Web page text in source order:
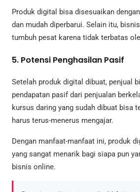
Produk digital bisa disesuaikan
dan mudah diperbarui. Selain itu,
tumbuh pesat karena tidak terbatas
5. Potensi Penghasilan Pasif
Setelah produk digital dibuat, penjual
pendapatan pasif dari penjualan
kursus daring yang sudah dibuat bisa
harus terus-menerus mengajar.
Dengan manfaat-manfaat ini, produk
yang sangat menarik bagi siapa pun
bisnis online.